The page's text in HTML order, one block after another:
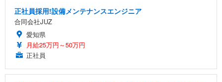
正社員採用!設備メンテナンスエンジニア
合同会社JUZ
愛知県
月給25万円～50万円
正社員